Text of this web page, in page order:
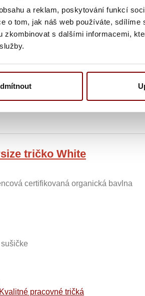
a reklam, poskytování funkcí
o tom, jak náš web používáte,
zkombinovat s dalšími informacemi,
tričko White
certifikovaná organická bavlna
Kvalitné pracovné tričká